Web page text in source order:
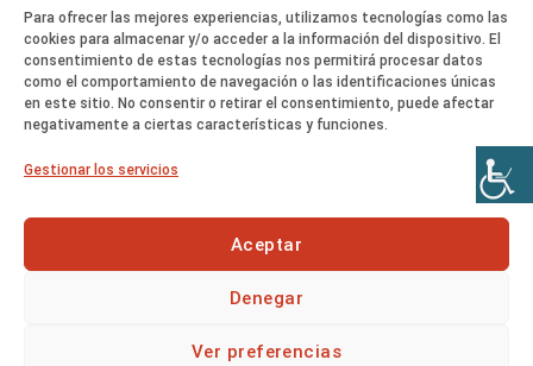
Para ofrecer las mejores experiencias, utilizamos tecnologías como las
cookies para almacenar y/o acceder a la información del dispositivo. El
consentimiento de estas tecnologías nos permitirá procesar datos
como el comportamiento de navegación o las identificaciones únicas
en este sitio. No consentir o retirar el consentimiento, puede afectar
negativamente a ciertas características y funciones.
Gestionar los servicios
Aceptar
Denegar
Ver preferencias
Estoy de acuerdo
-